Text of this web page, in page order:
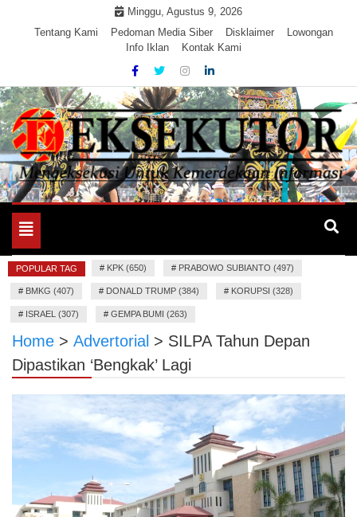
Minggu, Agustus 9, 2026
Tentang Kami
Pedoman Media Siber Disklaimer
Lowongan
Info Iklan
Kontak Kami
EKSEKUTOR
Mengeksekusi Berita Untuk Kemerdekaan dan Keadilan
Toggle
navigation
POPULAR TAG # KPK (650) # PRABOWO SUBIANTO (497)
# BMKG (407) # DONALD TRUMP (384) # KORUPSI (328)
# ISRAEL (307) # GEMPA BUMI (263)
Home > Advertorial > SILPA Tahun Depan
Dipastikan ‘Bengkak’ Lagi